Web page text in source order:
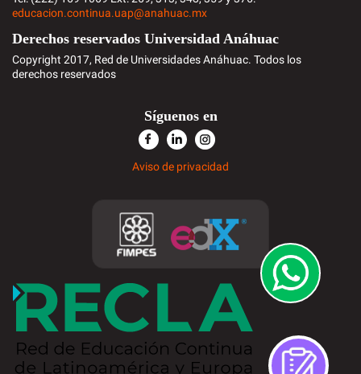
educacion.continua.uap@anahuac.mx
Derechos reservados Universidad Anáhuac
Copyright 2017, Red de Universidades Anáhuac. Todos los
derechos reservados
Síguenos en
Aviso de privacidad